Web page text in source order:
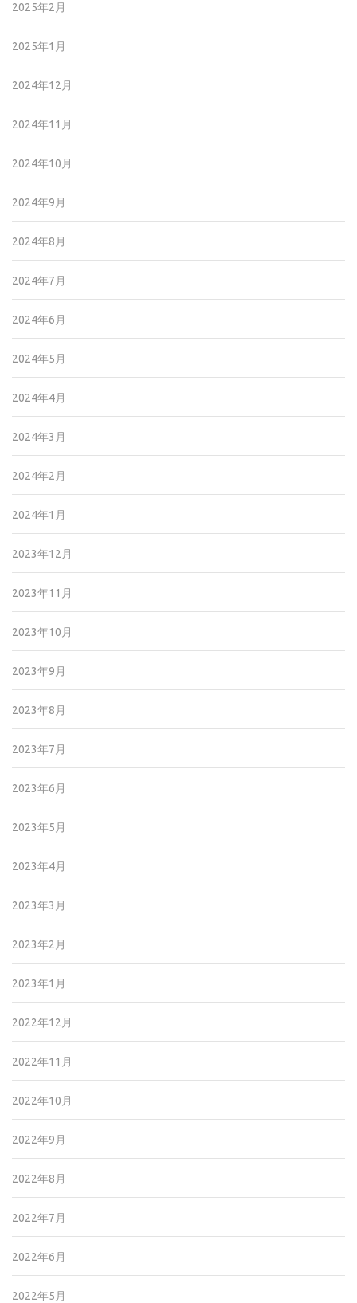
2025年2月
2025年1月
2024年12月
2024年11月
2024年10月
2024年9月
2024年8月
2024年7月
2024年6月
2024年5月
2024年4月
2024年3月
2024年2月
2024年1月
2023年12月
2023年11月
2023年10月
2023年9月
2023年8月
2023年7月
2023年6月
2023年5月
2023年4月
2023年3月
2023年2月
2023年1月
2022年12月
2022年11月
2022年10月
2022年9月
2022年8月
2022年7月
2022年6月
2022年5月